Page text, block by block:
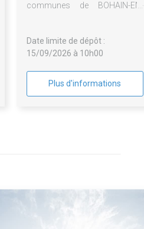
communes de BOHAIN-EN-
Date limite de dépôt :
15/09/2026 à 10h00
Plus d'informations